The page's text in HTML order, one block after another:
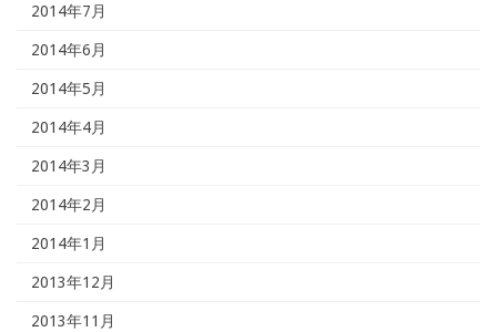
2014年7月
2014年6月
2014年5月
2014年4月
2014年3月
2014年2月
2014年1月
2013年12月
2013年11月